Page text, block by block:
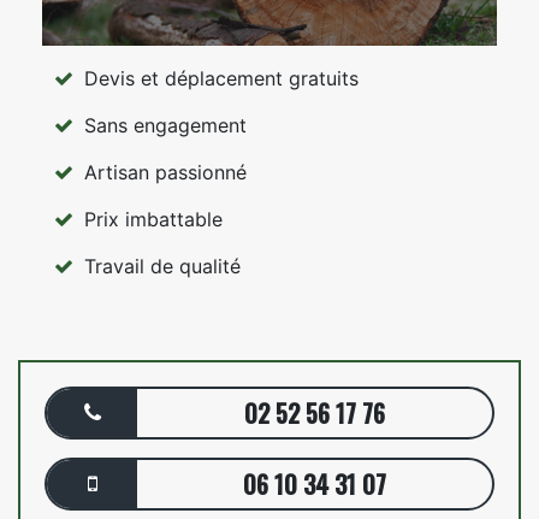
Devis et déplacement gratuits
Sans engagement
Artisan passionné
Prix imbattable
Travail de qualité
02 52 56 17 76
06 10 34 31 07